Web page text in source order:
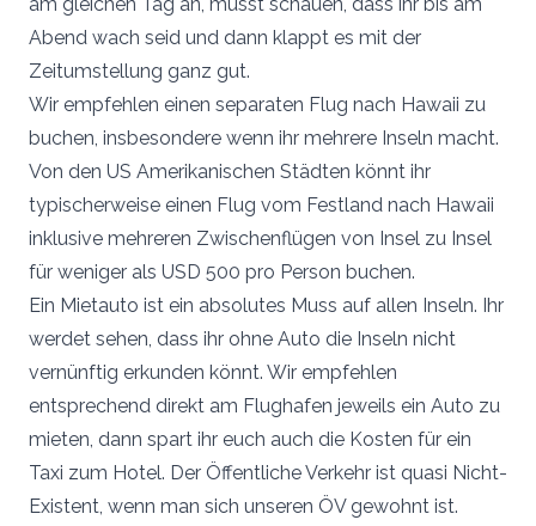
Abend wach seid und dann klappt es mit der
Zeitumstellung ganz gut.
Wir empfehlen einen separaten Flug nach Hawaii zu
buchen, insbesondere wenn ihr mehrere Inseln macht.
Von den US Amerikanischen Städten könnt ihr
typischerweise einen Flug vom Festland nach Hawaii
inklusive mehreren Zwischenflügen von Insel zu Insel
für weniger als USD 500 pro Person buchen.
Ein Mietauto ist ein absolutes Muss auf allen Inseln. Ihr
werdet sehen, dass ihr ohne Auto die Inseln nicht
vernünftig erkunden könnt. Wir empfehlen
entsprechend direkt am Flughafen jeweils ein Auto zu
mieten, dann spart ihr euch auch die Kosten für ein
Taxi zum Hotel. Der Öffentliche Verkehr ist quasi Nicht-
Existent, wenn man sich unseren ÖV gewohnt ist.